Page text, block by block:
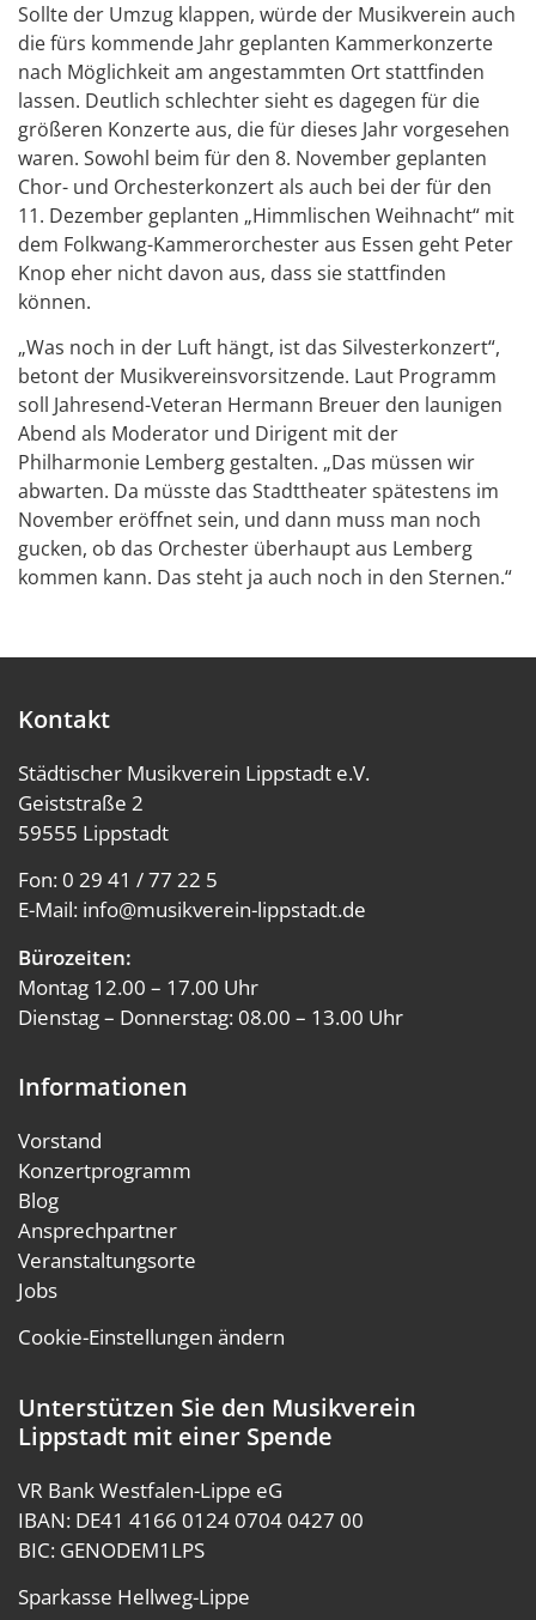
Sollte der Umzug klappen, würde der Musikverein auch
die fürs kommende Jahr geplanten Kammerkonzerte
nach Möglichkeit am angestammten Ort stattfinden
lassen. Deutlich schlechter sieht es dagegen für die
größeren Konzerte aus, die für dieses Jahr vorgesehen
waren. Sowohl beim für den 8. November geplanten
Chor- und Orchesterkonzert als auch bei der für den
11. Dezember geplanten „Himmlischen Weihnacht“ mit
dem Folkwang-Kammerorchester aus Essen geht Peter
Knop eher nicht davon aus, dass sie stattfinden
können.
„Was noch in der Luft hängt, ist das Silvesterkonzert“,
betont der Musikvereinsvorsitzende. Laut Programm
soll Jahresend-Veteran Hermann Breuer den launigen
Abend als Moderator und Dirigent mit der
Philharmonie Lemberg gestalten. „Das müssen wir
abwarten. Da müsste das Stadttheater spätestens im
November eröffnet sein, und dann muss man noch
gucken, ob das Orchester überhaupt aus Lemberg
kommen kann. Das steht ja auch noch in den Sternen.“
Kontakt
Städtischer Musikverein Lippstadt e.V.
Geiststraße 2
59555 Lippstadt
Fon: 0 29 41 / 77 22 5
E-Mail: info@musikverein-lippstadt.de
Bürozeiten:
Montag 12.00 – 17.00 Uhr
Dienstag – Donnerstag: 08.00 – 13.00 Uhr
Informationen
Vorstand
Konzertprogramm
Blog
Ansprechpartner
Veranstaltungsorte
Jobs
Cookie-Einstellungen ändern
Unterstützen Sie den Musikverein
Lippstadt mit einer Spende
VR Bank Westfalen-Lippe eG
IBAN: DE41 4166 0124 0704 0427 00
BIC: GENODEM1LPS
Sparkasse Hellweg-Lippe